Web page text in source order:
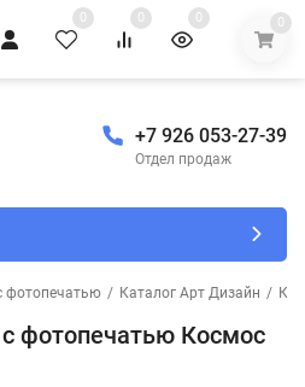
0 0 0 0
+7 926 053-27-39
Отдел продаж
фотопечатью / Каталог Арт Дизайн /
фотопечатью Космос